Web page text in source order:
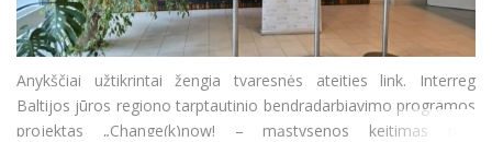
Anykščiai užtikrintai žengia tvaresnės ateities link. Interreg
Baltijos jūros regiono tarptautinio bendradarbiavimo programos
projektas „Change(k)now! – mąstysenos keitimas nuo